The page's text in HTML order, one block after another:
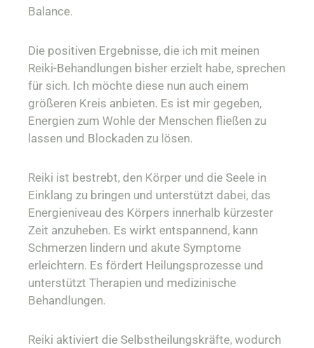
Balance.
Die positiven Ergebnisse, die ich mit meinen
Reiki-Behandlungen bisher erzielt habe, sprechen
für sich. Ich möchte diese nun auch einem
größeren Kreis anbieten. Es ist mir gegeben,
Energien zum Wohle der Menschen fließen zu
lassen und Blockaden zu lösen.
Reiki ist bestrebt, den Körper und die Seele in
Einklang zu bringen und unterstützt dabei, das
Energieniveau des Körpers innerhalb kürzester
Zeit anzuheben. Es wirkt entspannend, kann
Schmerzen lindern und akute Symptome
erleichtern. Es fördert Heilungsprozesse und
unterstützt Therapien und medizinische
Behandlungen.
Reiki aktiviert die Selbstheilungskräfte, wodurch